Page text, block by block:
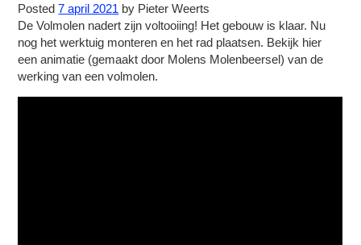
Posted7 april 2021 by Pieter Weerts
De Volmolen nadert zijn voltooiing! Het gebouw is klaar. Nu
nog het werktuig monteren en het rad plaatsen. Bekijk hier
een animatie (gemaakt door Molens Molenbeersel) van de
werking van een volmolen.